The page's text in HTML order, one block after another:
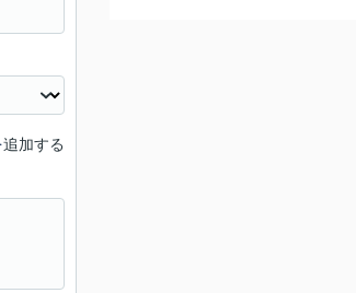
追加する